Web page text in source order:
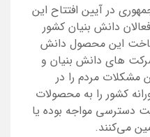
در آیین افتتاح این
دانش بنیان کشور
ساخت این محصول دانش
های دانش بنیان و
مشکلات مردم را در
کشور را به محصولات
دسترسی مواجه بوده یا
می‌کنند.